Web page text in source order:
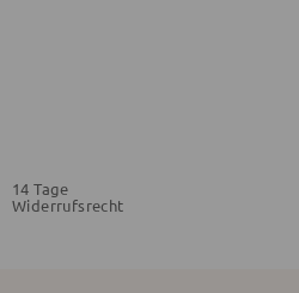
14 Tage
Widerrufsrecht